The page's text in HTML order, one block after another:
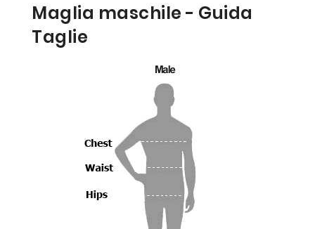
Maglia maschile - Guida
Taglie